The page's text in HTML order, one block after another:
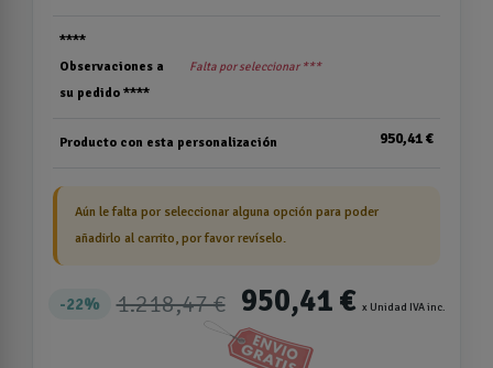
****
Observaciones a
su pedido ****
Falta por seleccionar ***
Producto con esta personalización 950,41 €
Aún le falta por seleccionar alguna opción para poder
añadirlo al carrito, por favor revíselo.
22% 1.218,47 € 950,41 € x Unidad IVA inc.